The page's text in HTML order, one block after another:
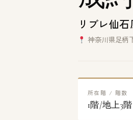
リブレ仙
神奈川県足柄
所在階 / 階数
1階/地上3階